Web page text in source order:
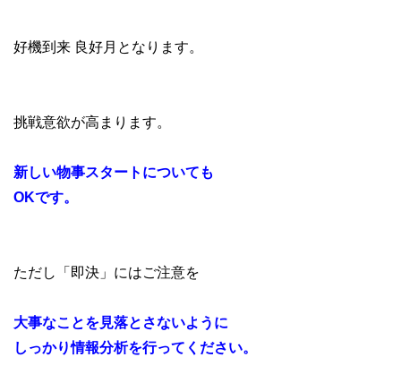
好機到来 良好月となります。
挑戦意欲が高まります。
新しい物事スタートについても
OKです。
ただし「即決」にはご注意を
大事なことを見落とさないように
しっかり情報分析を行ってください。